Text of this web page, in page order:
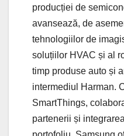
producției de
avansează, de
tehnologiilor de
soluțiilor HVAC și al
timp produse auto și
intermediul Harman.
SmartThings,
partenerii și